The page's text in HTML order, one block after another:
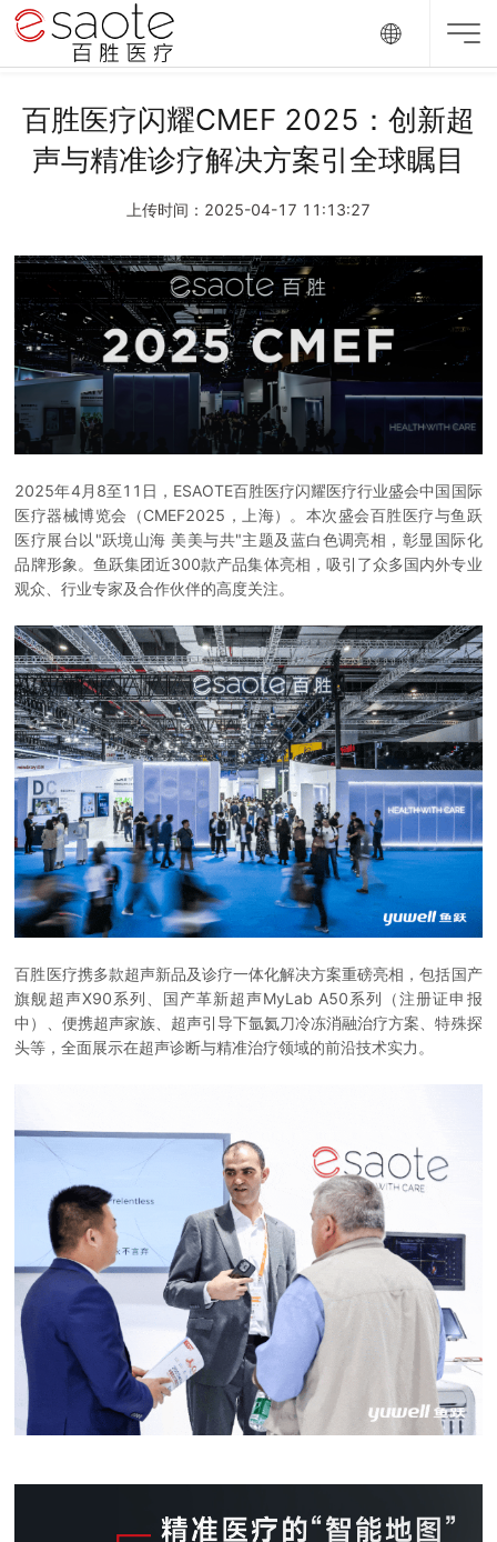
百胜医疗闪耀CMEF 2025：创新超
声与精准诊疗解决方案引全球瞩目
上传时间：2025-04-17 11:13:27
2025年4月8至11日，ESAOTE百胜医疗闪耀医疗行业盛会中国国际
医疗器械博览会（CMEF2025，上海）。本次盛会百胜医疗与鱼跃
医疗展台以"跃境山海 美美与共"主题及蓝白色调亮相，彰显国际化
品牌形象。鱼跃集团近300款产品集体亮相，吸引了众多国内外专业
观众、行业专家及合作伙伴的高度关注。
百胜医疗携多款超声新品及诊疗一体化解决方案重磅亮相，包括国产
旗舰超声X90系列、国产革新超声MyLab A50系列（注册证申报
中）、便携超声家族、超声引导下氩氦刀冷冻消融治疗方案、特殊探
头等，全面展示在超声诊断与精准治疗领域的前沿技术实力。